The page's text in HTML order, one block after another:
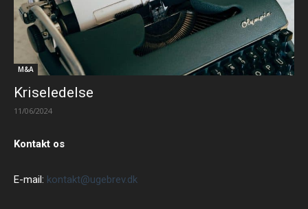
M&A
Kriseledelse
11/06/2024
Kontakt os
E-mail: kontakt@ugebrev.dk